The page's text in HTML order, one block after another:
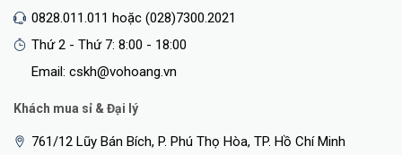
0828.011.011 hoặc (028)7300.2021
Thứ 2 - Thứ 7: 8:00 - 18:00
Email: cskh@vohoang.vn
Khách mua sỉ & Đại lý
761/12 Lũy Bán Bích, P. Phú Thọ Hòa, TP. Hồ Chí Minh